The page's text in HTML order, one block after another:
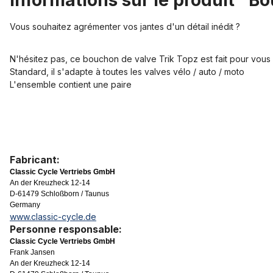
Vous souhaitez agrémenter vos jantes d'un détail inédit ?
N'hésitez pas, ce bouchon de valve Trik Topz est fait pour vous
Standard, il s'adapte à toutes les valves vélo / auto / moto
L'ensemble contient une paire
Fabricant:
Classic Cycle Vertriebs GmbH
An der Kreuzheck 12-14
D-61479 Schloßborn / Taunus
Germany
www.classic-cycle.de
Personne responsable:
Classic Cycle Vertriebs GmbH
Frank Jansen
An der Kreuzheck 12-14